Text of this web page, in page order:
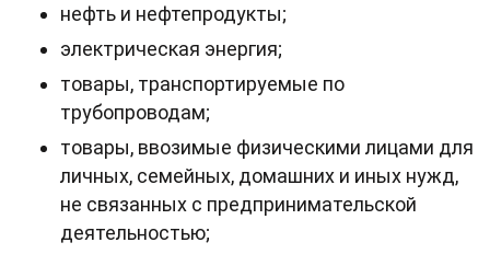
нефть и нефтепродукты;
электрическая энергия;
товары, транспортируемые по
трубопроводам;
товары, ввозимые физическими лицами для
личных, семейных, домашних и иных нужд,
не связанных с предпринимательской
деятельностью;